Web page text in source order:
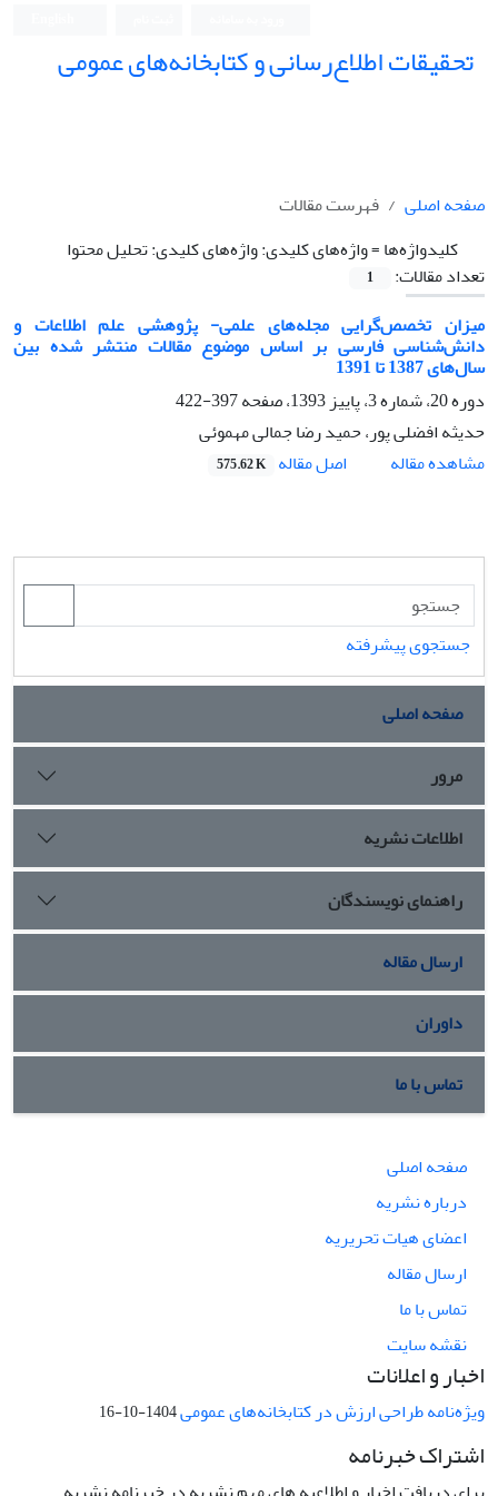
تحقیقات اطلاع‌رسانی و کتابخانه‌های عمومی
صفحه اصلی
فهرست مقالات
کلیدواژه‌ها =واژه‌های کلیدی: واژه‌های کلیدی: تحلیل محتوا
تعداد مقالات:
1
میزان تخصص‌گرایی مجله‌های علمی- پژوهشی علم اطلاعات و
دانش‌شناسی فارسی بر اساس موضوع مقالات منتشر شده بین
سال‌های 1387 تا 1391
دوره 20، شماره 3، پاییز 1393، صفحه
397-422
حدیثه افضلی پور، حمید رضا جمالی مهموئی
مشاهده مقاله
اصل مقاله 575.62 K
جستجوی پیشرفته
صفحه اصلی
مرور
اطلاعات نشریه
راهنمای نویسندگان
ارسال مقاله
داوران
تماس با ما
صفحه اصلی
درباره نشریه
اعضای هیات تحریریه
ارسال مقاله
تماس با ما
نقشه سایت
اخبار و اعلانات
ویژه‌نامه طراحی ارزش در کتابخانه‌های عمومی1404-10-16
اشتراک خبرنامه